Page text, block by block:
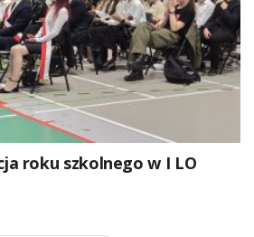
roku szkolnego w I LO